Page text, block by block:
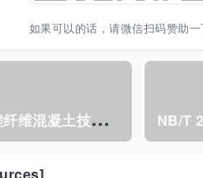
如果可以的话，请微信扫码赞助一
N
B/T 20410-2017 核电工程纤维混凝土技术规程.pdf